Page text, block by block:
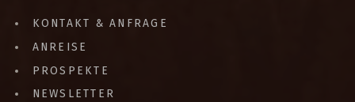
KONTAKT & ANFRAGE
ANREISE
PROSPEKTE
NEWSLETTER